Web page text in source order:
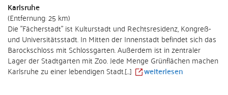
Karlsruhe
(Entfernung: 25 km)
Die "Fächerstadt" ist Kulturstadt und Rechtsresidenz, Kongreß-
und Universitätsstadt. In Mitten der Innenstadt befindet sich das
Barockschloss mit Schlossgarten. Außerdem ist in zentraler
Lager der Stadtgarten mit Zoo. Jede Menge Grünflächen machen
Karlsruhe zu einer lebendigen Stadt.[...]
weiterlesen